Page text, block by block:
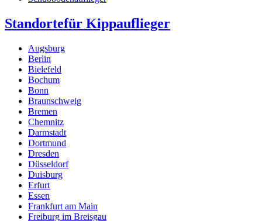
Standortefür Kippauflieger
Augsburg
Berlin
Bielefeld
Bochum
Bonn
Braunschweig
Bremen
Chemnitz
Darmstadt
Dortmund
Dresden
Düsseldorf
Duisburg
Erfurt
Essen
Frankfurt am Main
Freiburg im Breisgau